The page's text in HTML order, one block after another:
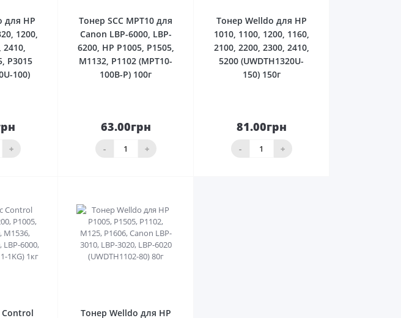
для HP
1200,
2410,
P3015
100)
+
Тонер SCC MPT10 для
Canon LBP-6000, LBP-
6200, HP P1005, P1505,
M1132, P1102 (MPT10-
100B-P) 100г
63.00грн
- +
кошика
Тонер Welldo для HP
1010, 1100, 1200, 1160,
2100, 2200, 2300, 2410,
5200 (UWDTH1320U-
150) 150г
81.00грн
- +
кошика
Тонер Welldo для HP